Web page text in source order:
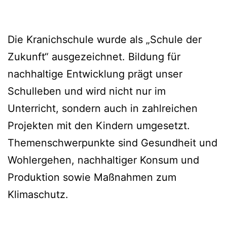
Die Kranichschule wurde als „Schule der
Zukunft“ ausgezeichnet. Bildung für
nachhaltige Entwicklung prägt unser
Schulleben und wird nicht nur im
Unterricht, sondern auch in zahlreichen
Projekten mit den Kindern umgesetzt.
Themenschwerpunkte sind Gesundheit und
Wohlergehen, nachhaltiger Konsum und
Produktion sowie Maßnahmen zum
Klimaschutz.